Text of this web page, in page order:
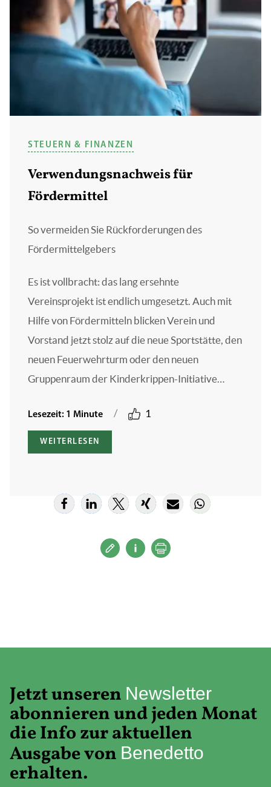
STEUERN & FINANZEN
Verwendungsnachweis für
Fördermittel
So vermeiden Sie Rückforderungen des
Fördermittelgebers
Es ist vollbracht: das lang ersehnte
Vereinsprojekt ist endlich umgesetzt. Auch mit
Hilfe von Fördermitteln blicken Verein und
Vorstand jetzt stolz auf die neue Sportstätte, den
neuen Feuerwehrturm oder den neuen
Gruppenraum der Kinderkrippen-Initiative…
Lesezeit: 1 Minute / 1
WEITERLESEN
Jetzt unseren Newsletter
abonnieren und jeden Monat
die Info zur aktuellen
Ausgabe von Benedetto
erhalten.